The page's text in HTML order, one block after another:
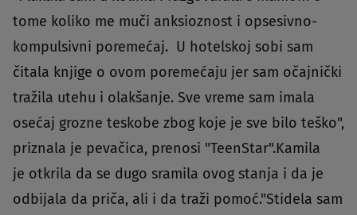
tome koliko me muči anksioznost i opsesivno-
kompulsivni poremećaj. U hotelskoj sobi sam
čitala knjige o ovom poremećaju jer sam očajnički
tražila utehu i olakšanje. Sve vreme sam imala
osećaj grozne teskobe zbog koje je sve bilo teško",
priznala je pevačica, prenosi "TeenStar".Kamila
je otkrila da se dugo sramila ovog stanja i da je
odbijala da priča, ali i da traži pomoć."Stidela sam